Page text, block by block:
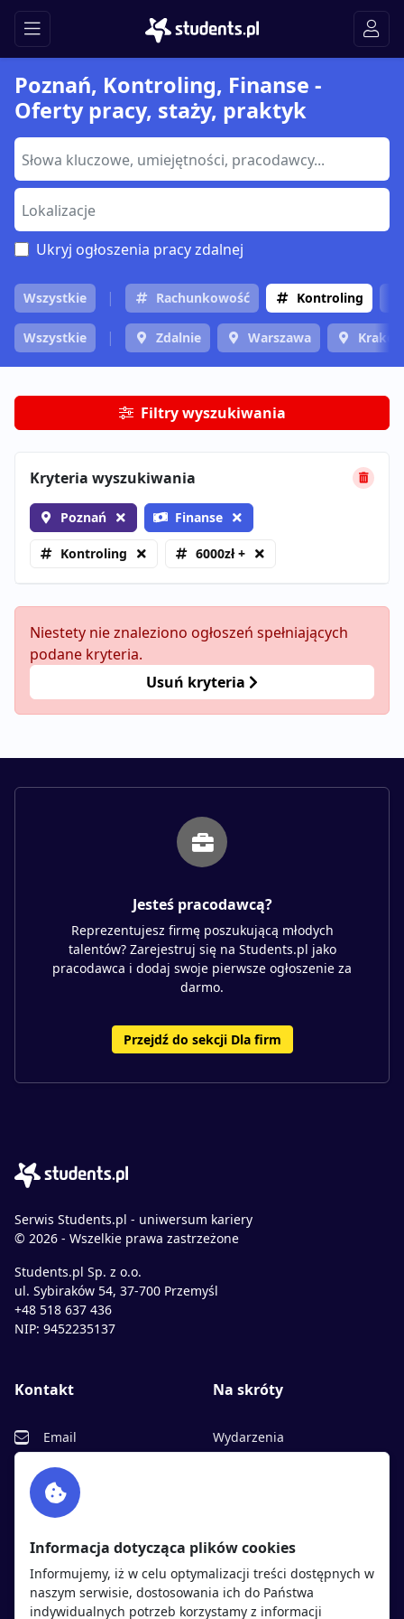
Poznań, Kontroling, Finanse -
Oferty pracy, staży, praktyk
Ukryj ogłoszenia pracy zdalnej
Wszystkie Rachunkowość Kontroling
Wszystkie Zdalnie Warszawa
Filtry wyszukiwania
Kryteria wyszukiwania
Poznań Finanse
Kontroling 6000zł +
Niestety nie znaleziono ogłoszeń spełniających
podane kryteria.
Usuń kryteria
Jesteś pracodawcą?
Reprezentujesz firmę poszukującą młodych
talentów? Zarejestruj się na Students.pl jako
pracodawca i dodaj swoje pierwsze ogłoszenie za
darmo.
Przejdź do sekcji Dla firm
Serwis Students.pl - uniwersum kariery
© 2026 - Wszelkie prawa zastrzeżone
Students.pl Sp. z o.o.
ul. Sybiraków 54, 37-700 Przemyśl
+48 518 637 436
NIP: 9452235137
Kontakt
Email
Facebook
Twitter
Na skróty
Wydarzenia
Polityka cookies
Polityka prywatności
Informacja dotycząca plików cookies
Informujemy, iż w celu optymalizacji treści dostępnych w
naszym serwisie, dostosowania ich do Państwa
indywidualnych potrzeb korzystamy z informacji